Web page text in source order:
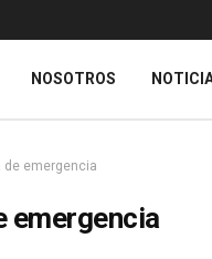
NOSOTROS
de emergencia
emergencia